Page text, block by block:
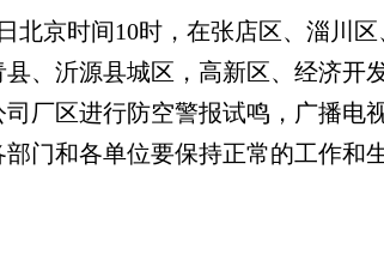
京时间10时，在张店区、淄川区
、沂源县城区，高新区、经济开
厂区进行防空警报试鸣，广播电
门和各单位要保持正常的工作和